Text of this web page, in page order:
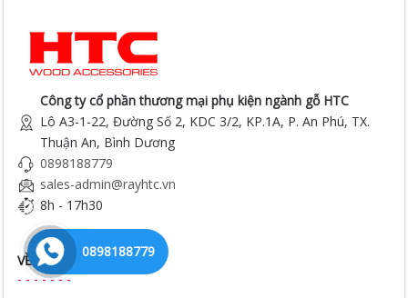
Công ty cổ phần thương mại phụ kiện ngành gỗ HTC
Lô A3-1-22, Đường Số 2, KDC 3/2, KP.1A, P. An Phú, TX.
Thuận An, Bình Dương
0898188779
sales-admin@rayhtc.vn
8h - 17h30
VỀ CHÚNG TÔI
0898188779